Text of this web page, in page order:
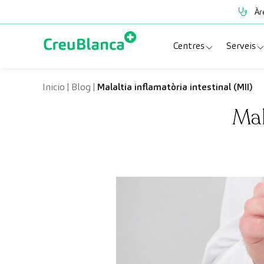
Centres
Clínica CreuBlanca
CreuBlanca
Centres Aragó
Serveis
Inicio | Blog | Malaltia inflamatòria intestinal (MII)